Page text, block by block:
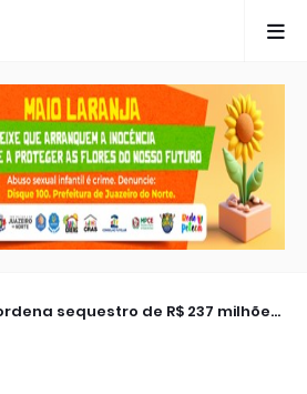
sequestro de R$ 237 milhões